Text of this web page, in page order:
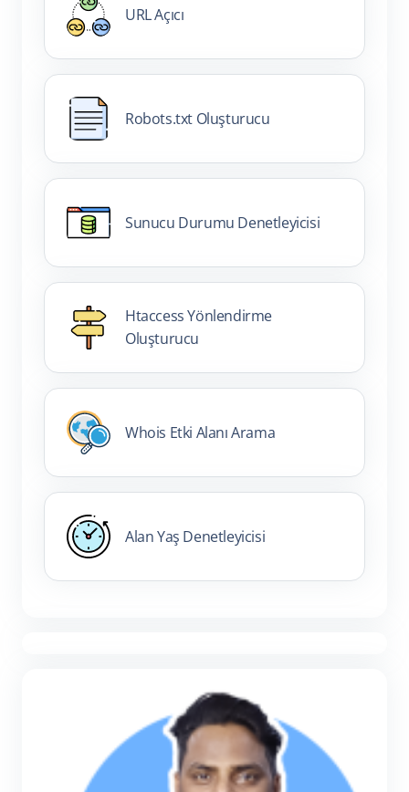
URL Açıcı
Robots.txt Oluşturucu
Sunucu Durumu Denetleyicisi
Htaccess Yönlendirme
Oluşturucu
Whois Etki Alanı Arama
Alan Yaş Denetleyicisi